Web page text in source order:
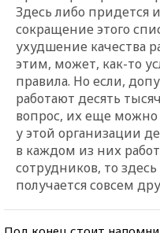
Здесь либо придется
сокращение этого
ухудшение качества
этим, может, как-то
правила. Но если,
работают десять
вопрос, их еще можно
у этой организации
в каждом из них
сотрудников, то
получается совсем